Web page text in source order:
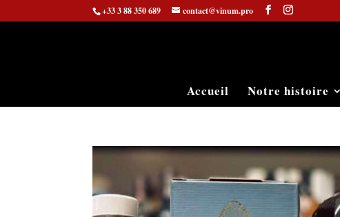
+33 3 88 350 689 contact@vinum.pro
Accueil Notre histoire